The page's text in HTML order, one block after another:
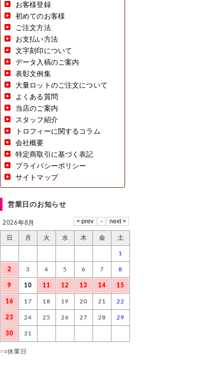
お客様登録
初めてのお客様
ご注文方法
お支払い方法
文字刻印について
データ入稿のご案内
表彰文例集
大量ロットのご注文について
よくある質問
当店のご案内
スタッフ紹介
トロフィーに関するコラム
会社概要
特定商取引に基づく表記
プライバシーポリシー
サイトマップ
営業日のお知らせ
2026年8月
日 月 火 水 木 金 土
1
2 3 4 5 6 7 8
9 10 11 12 13 14 15
16 17 18 19 20 21 22
23 24 25 26 27 28 29
30 31
■=休業日